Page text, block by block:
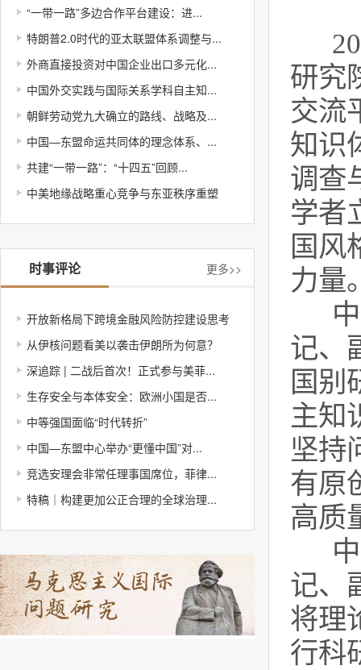
“一带一路”多边合作平台建设：进...
特朗普2.0时代的亚太联盟体系调整与...
外商直接投资对中国企业出口多元化...
中国外交实践与国际关系学科自主知...
朝鲜劳动党九大确立的路线、战略及...
中国—东盟命运共同体的理念体系、...
共建“一带一路”：“十四五”回顾...
中美地缘战略重心竞争与东亚秩序重塑
时事评论 更多>>
开放新格局下跨境金融风险防控建设思考
从伊核问题看美以袭击伊朗所为何意？
深追踪 | 二战后首次！正式参与美菲...
生存安全与本体安全：欧洲小国是否...
中等强国面临“时代转折”
中国—东盟中心举办“更懂中国”对...
竞选安理会非常任理事国席位，菲律...
特稿｜构建更加公正合理的全球治理...
研究
交流
知识
调查
学者
国风
力量
记、
国别
主知
坚持
有原
高质
记、
将理
行科